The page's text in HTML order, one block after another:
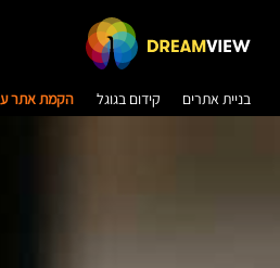
בניית אתרים קידום בגוגל הקמת אתר